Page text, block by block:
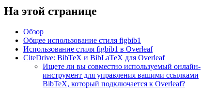
На этой странице
Обзор
Общее использование стиля figbib1
Использование стиля figbib1 в Overleaf
CiteDrive: BibTeX и BibLaTeX для Overleaf
Ищете ли вы совместно используемый онлайн-
инструмент для управления вашими ссылками
BibTeX, который подключается к Overleaf?